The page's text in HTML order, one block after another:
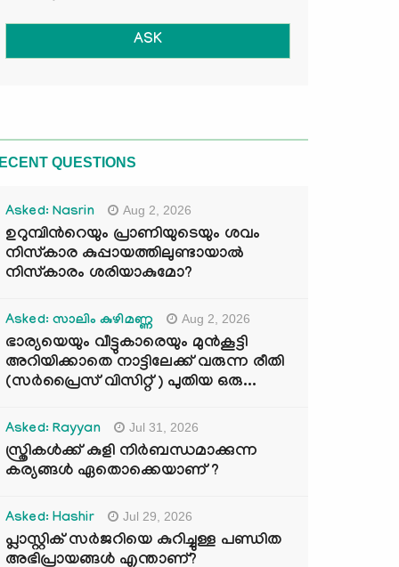
ASK
QUESTIONS
Asked: Nasrin Aug 2, 2026
ഉറുമ്പിന്‍റെയും പ്രാണിയുടെയും ശവം
നിസ്കാര കുപ്പായത്തിലുണ്ടായാൽ
നിസ്കാരം ശരിയാകുമോ?
Asked: സാലിം കുഴിമണ്ണ Aug 2, 2026
ഭാര്യയെയും വീട്ടുകാരെയും മുൻകൂട്ടി
അറിയിക്കാതെ നാട്ടിലേക്ക് വരുന്ന രീതി
(സർപ്രൈസ് വിസിറ്റ് ) പുതിയ ഒരു...
Asked: Rayyan Jul 31, 2026
സ്ത്രികൾക്ക് കുളി നിർബന്ധമാക്കുന്ന
കര്യങ്ങൾ ഏതൊക്കെയാണ് ?
Asked: Hashir Jul 29, 2026
പ്ലാസ്റ്റിക് സർജറിയെ കുറിച്ചുള്ള പണ്ഡിത
അഭിപ്രായങ്ങൾ എന്താണ്?